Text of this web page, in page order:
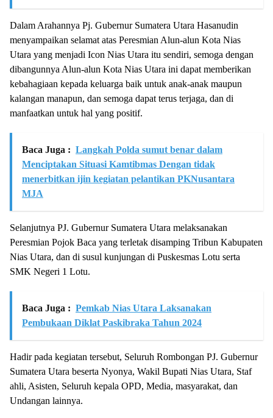
Dalam Arahannya Pj. Gubernur Sumatera Utara Hasanudin
menyampaikan selamat atas Peresmian Alun-alun Kota Nias
Utara yang menjadi Icon Nias Utara itu sendiri, semoga dengan
dibangunnya Alun-alun Kota Nias Utara ini dapat memberikan
kebahagiaan kepada keluarga baik untuk anak-anak maupun
kalangan manapun, dan semoga dapat terus terjaga, dan di
manfaatkan untuk hal yang positif.
Baca Juga : Langkah Polda sumut benar dalam
Menciptakan Situasi Kamtibmas Dengan tidak
menerbitkan ijin kegiatan pelantikan PKNusantara
MJA
Selanjutnya PJ. Gubernur Sumatera Utara melaksanakan
Peresmian Pojok Baca yang terletak disamping Tribun Kabupaten
Nias Utara, dan di susul kunjungan di Puskesmas Lotu serta
SMK Negeri 1 Lotu.
Baca Juga : Pemkab Nias Utara Laksanakan
Pembukaan Diklat Paskibraka Tahun 2024
Hadir pada kegiatan tersebut, Seluruh Rombongan PJ. Gubernur
Sumatera Utara beserta Nyonya, Wakil Bupati Nias Utara, Staf
ahli, Asisten, Seluruh kepala OPD, Media, masyarakat, dan
Undangan lainnya.